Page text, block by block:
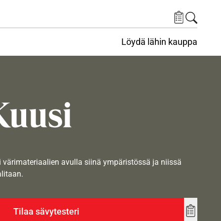
Löydä lähin kauppa
avulla siinä ympäristössä ja niissä
Tilaa sävytesteri
Add